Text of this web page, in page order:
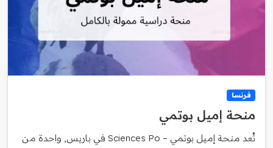
فرنسا
منحة إميل بوتمي
تُعد منحة إميل بوتمي – Sciences Po في باريس, واحدة من